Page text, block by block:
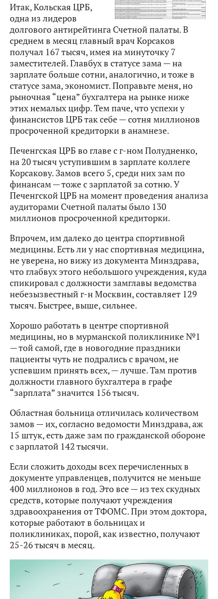
Итак, Кольская ЦРБ,
одна из лидеров
долгового антирейтинга Счетной палаты. В
среднем в месяц главный врач Корсаков
получал 167 тысяч, имея на минуточку 7
заместителей. Главбух в статусе зама — на
зарплате больше сотни, аналогично, и тоже в
статусе зама, экономист. Поправьте меня, но
рыночная “цена” бухгалтера на рынке ниже
этих немалых цифр. Тем паче, что успехи у
финансистов ЦРБ так себе — сотня миллионов
просроченной кредиторки в анамнезе.
Печенгская ЦРБ во главе с г-ном Полудненко,
на 20 тысяч уступившим в зарплате коллеге
Корсакову. Замов всего 5, среди них зам по
финансам — тоже с зарплатой за сотню. У
Печенгской ЦРБ на момент проведения анализа
аудиторами Счетной палаты было 130
миллионов просроченной кредиторки.
Впрочем, им далеко до центра спортивной
медицины. Есть ли у нас спортивная медицина,
не уверена, но вижу из документа Минздрава,
что глабвух этого небольшого учреждения, куда
спикировал с должности замглавы ведомства
небезызвестный г-н Москвин, составляет 129
тысяч. Быстрее, выше, сильнее.
Хорошо работать в центре спортивной
медицины, но в мурманской поликлинике №1
— той самой, где в новогодние праздники
пациенты чуть не подрались с врачом, не
успевшим принять всех, — лучше. Там против
должности главного бухгалтера в графе
“зарплата” значится 156 тысяч.
Областная больница отличилась количеством
замов — их, согласно ведомости Минздрава, аж
15 штук, есть даже зам по гражданской обороне
с зарплатой 142 тысячи.
Если сложить доходы всех перечисленных в
документе управленцев, получится не меньше
400 миллионов в год. Это все — из тех скудных
средств, которые получают учреждения
здравоохранения от ТФОМС. При этом доктора,
которые работают в больницах и
поликлиниках, порой, как известно, получают
25-26 тысяч в месяц.